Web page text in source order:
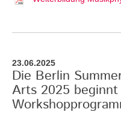
23.06.2025
Die Berlin
Arts 2025